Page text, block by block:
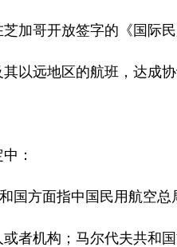
哥开放签字的《国际民
远地区的航班，达成协
：
方面指中国民用航空总
机构；马尔代夫共和国